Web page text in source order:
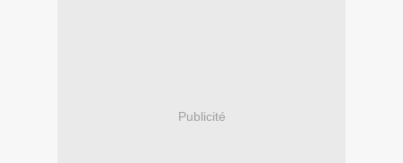
Publicité